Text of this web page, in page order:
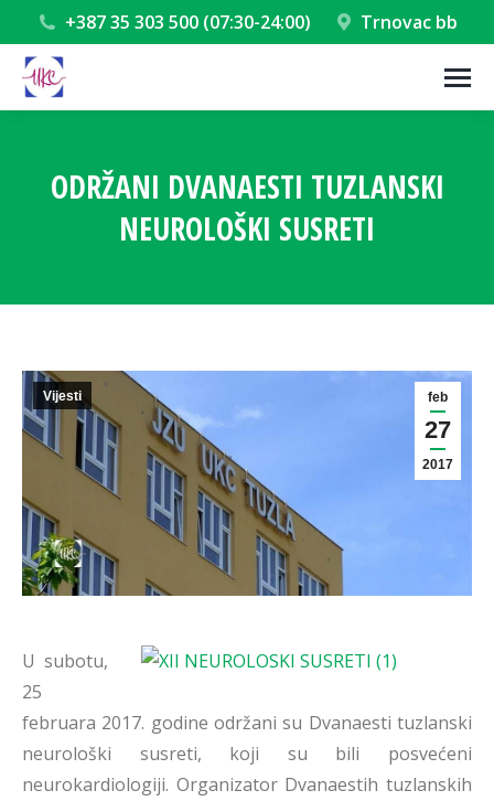
+387 35 303 500 (07:30-24:00) Trnovac bb
ODRŽANI DVANAESTI TUZLANSKI
NEUROLOŠKI SUSRETI
feb
27
2017
Vijesti
U subotu,
25
februara 2017. godine održani su Dvanaesti tuzlanski
neurološki susreti, koji su bili posvećeni
neurokardiologiji. Organizator Dvanaestih tuzlanskih